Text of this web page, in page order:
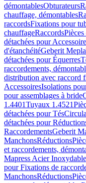
démontablesObturateurs
chauffage, démontables
raccordsFixations pour
chauffageRaccords
détachées pour
d'étanchéitéGeberit Mepla
détachées pour Équerres
raccordements,
distribution avec raccord
AccessoiresIsolations
pour assemblages à bride
1.4401Tuyaux 1.4521
détachées pour Tés
détachées pour
RaccordementsGeberit
ManchonsRéductions
et raccordements,
Mapress Acier
pour Fixations de
ManchonsRéductions